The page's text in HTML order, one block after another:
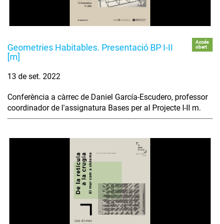
Geometries Habitables. Presentació BP I-II
[m]
Accés
obert
13 de set. 2022
Conferència a càrrec de Daniel García-Escudero, professor
coordinador de l'assignatura Bases per al Projecte I-II m.